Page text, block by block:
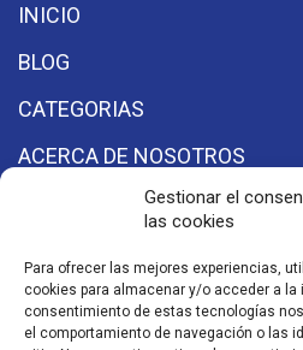
Gestionar el
las cookies
Para ofrecer las mejores experiencias,
cookies para almacenar y/o acceder a la
consentimiento de estas tecnologías
el comportamiento de navegación o las
INICIO
BLOG
CATEGORIAS
ACERCA DE NOSOTROS
Secciones
Aviso de Privacidad